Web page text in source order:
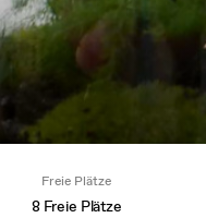
Freie Plätze
8 Freie Plätze